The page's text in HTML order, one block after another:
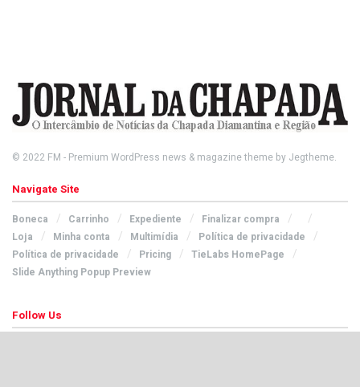
© 2022 FM - Premium WordPress news & magazine theme by Jegtheme.
Navigate Site
Boneca Carrinho Expediente
Finalizar compra
Loja
Minha conta Multimídia
Política de privacidade
Política de privacidade
Pricing
TieLabs HomePage
Slide Anything Popup Preview
Follow Us